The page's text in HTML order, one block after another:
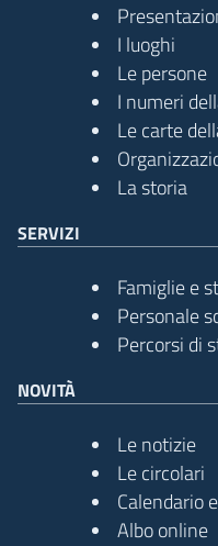
I luoghi
Le persone
I numeri
Le carte
La storia
SERVIZI
Famiglie e
Personale
Percorsi di
NOVITÀ
Le notizie
Le circolari
Calendario
Albo online